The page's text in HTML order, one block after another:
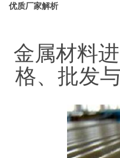
优质厂家解析
金属材料
格、批发